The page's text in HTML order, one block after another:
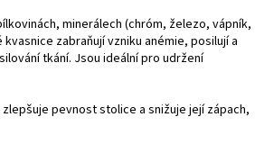
minerálech (chróm, železo, vápník,
zabraňují vzniku anémie, posilují a
tkání. Jsou ideální pro udržení
pevnost stolice a snižuje její zápach,